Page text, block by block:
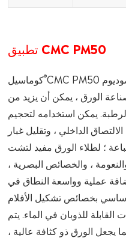
تطبيق CMC PM50
كوماسيل®CMC PM50 السليلوز كاربوكسي ميثيل الصوديوم
الورق ، يمكن أن يزيد من
يمكن استخدامه لتحجيم
الداخلي ، وتقليل غبار
؛ لطلاء الورق مفيد لتشت
، والخصائص البصرية ،
عملية وواسعة النطاق في
بخصائص تشكيل الأفلام
القابلة للذوبان في الماء. يتم
يجعل الورق ذو كثافة عالية ،